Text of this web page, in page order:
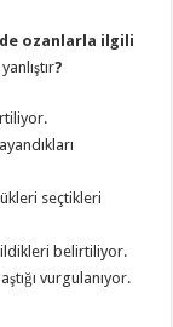
ozanlarla ilgili
yanlıştır?
seçtikleri
belirtiliyor.
vurgulanıyor.